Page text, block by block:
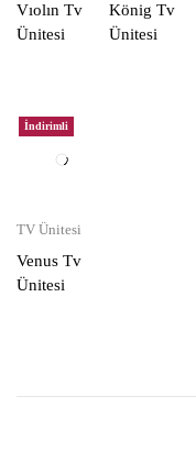
Vıolın Tv
Ünitesi
König Tv
Ünitesi
İndirimli
TV Ünitesi
Venus Tv
Ünitesi